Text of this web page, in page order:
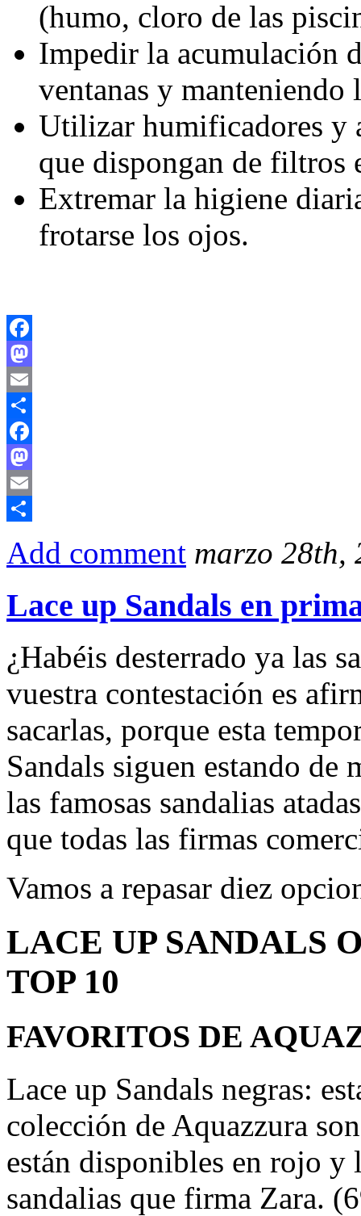
(humo, cloro de las
Impedir la acumulación
ventanas y
Utilizar humificadores y
que dispongan de filtros
Extremar la higiene
frotarse los ojos.
Facebook
Mastodon
Email
Compartir
Facebook
Mastodon
Email
Add comment marzo 28th,
Lace up Sandals en
¿Habéis desterrado ya las
vuestra contestación es
sacarlas, porque esta
Sandals siguen estando de
las famosas sandalias
que todas las firmas
Vamos a repasar diez
LACE UP SANDALS
TOP 10
FAVORITOS DE
Lace up Sandals negras:
colección de Aquazzura
están disponibles en rojo y
sandalias que firma Zara.